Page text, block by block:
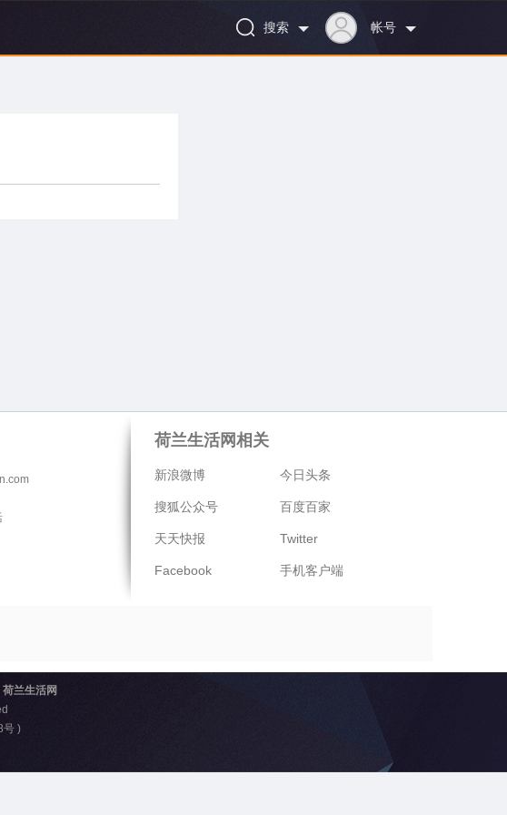
帐号
搜索
荷兰生活网相关
新浪微博 今日头条
搜狐公众号 百度百家
天天快报 Twitter
Facebook 手机客户端
荷兰生活网
号)